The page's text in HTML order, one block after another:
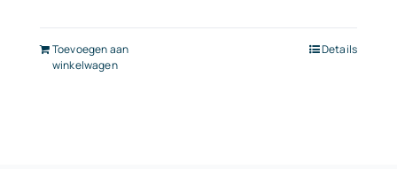
Toevoegen aan
winkelwagen
Details